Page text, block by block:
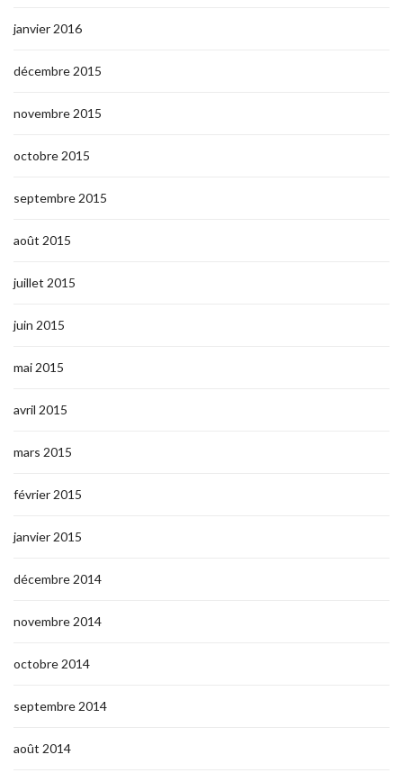
janvier 2016
décembre 2015
novembre 2015
octobre 2015
septembre 2015
août 2015
juillet 2015
juin 2015
mai 2015
avril 2015
mars 2015
février 2015
janvier 2015
décembre 2014
novembre 2014
octobre 2014
septembre 2014
août 2014